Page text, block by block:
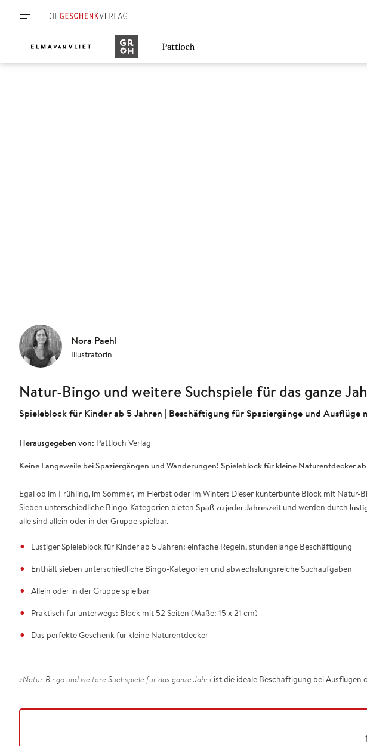
Nora Paehl
Illustratorin
Natur-Bingo und weitere Suchspiele für das ganze
Spieleblock für Kinder ab 5 Jahren | Beschäftigung für Spaziergänge und Ausflüge
Herausgegeben von: Pattloch Verlag
Keine Langeweile bei Spaziergängen und Wanderungen! Spieleblock für kleine Naturentdecker
Egal ob im Frühling, im Sommer, im Herbst oder im Winter: Dieser kunterbunte Block mit
Sieben unterschiedliche Bingo-Kategorien bieten Spaß zu jeder Jahreszeitund werden durch
alle sind allein oder in der Gruppe spielbar.
Lustiger Spieleblock für Kinder ab 5 Jahren: einfache Regeln, stundenlange Beschäftigung
Enthält sieben unterschiedliche Bingo-Kategorien und abwechslungsreiche Suchaufgaben
Allein oder in der Gruppe spielbar
Praktisch für unterwegs: Block mit 52 Seiten (Maße: 15 x 21 cm)
Das perfekte Geschenk für kleine Naturentdecker
»Natur-Bingo und weitere Suchspiele für das ganze Jahr« ist die ideale Beschäftigung bei Ausflügen